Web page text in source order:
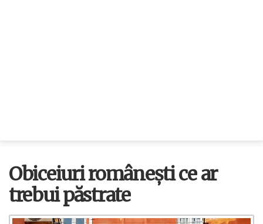
Obiceiuri românești ce ar
trebui păstrate